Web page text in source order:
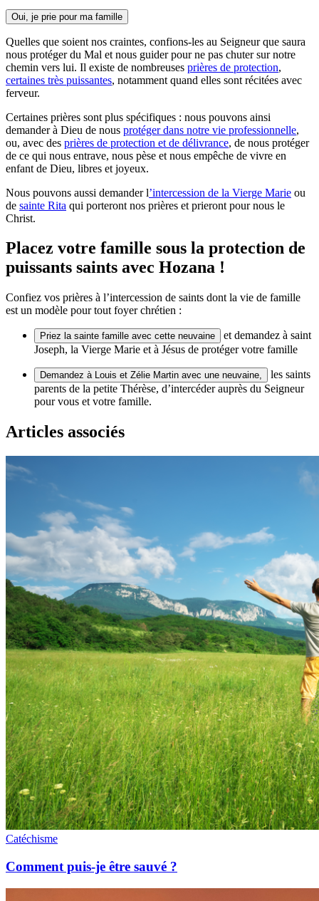
Oui, je prie pour ma famille
Quelles que soient nos craintes, confions-les au Seigneur que saura
nous protéger du Mal et nous guider pour ne pas chuter sur notre
chemin vers lui. Il existe de nombreuses prières de protection,
certaines très puissantes, notamment quand elles sont récitées avec
ferveur.
Certaines prières sont plus spécifiques : nous pouvons ainsi
demander à Dieu de nous protéger dans notre vie professionnelle,
ou, avec des prières de protection et de délivrance, de nous protéger
de ce qui nous entrave, nous pèse et nous empêche de vivre en
enfant de Dieu, libres et joyeux.
Nous pouvons aussi demander l’intercession de la Vierge Marie ou
de sainte Rita qui porteront nos prières et prieront pour nous le
Christ.
Placez votre famille sous la protection de
puissants saints avec Hozana !
Confiez vos prières à l’intercession de saints dont la vie de famille
est un modèle pour tout foyer chrétien :
Priez la sainte famille avec cette neuvaine
et demandez à saint
Joseph, la Vierge Marie et à Jésus de protéger votre famille
Demandez à Louis et Zélie Martin avec une neuvaine,
les saints
parents de la petite Thérèse, d’intercéder auprès du Seigneur
pour vous et votre famille.
Articles associés
Catéchisme
Comment puis-je être sauvé ?